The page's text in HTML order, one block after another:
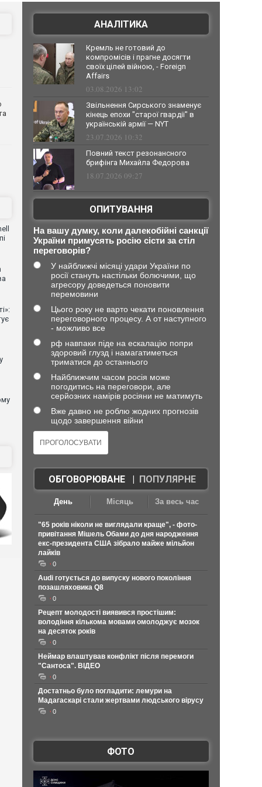
АНАЛІТИКА
Кремль не готовий до
компромісів і прагне досягти
своїх цілей війною, - Foreign
Affairs
03.08.2026 13:02
Звільнення Сирського знаменує
кінець епохи "старої гвардії" в
українській армії — NYT
23.07.2026 10:32
Повний текст резонансного
брифінга Михайла Федорова
18.07.2026 09:27
ОПИТУВАННЯ
На вашу думку, коли далекобійні санкції
України примусять росію сісти за стіл
переговорів?
У найближчі місяці удари України по
росії стануть настільки болючими, що
агресору доведеться поновити
перемовини
Цього року не варто чекати поновлення
переговорного процесу. А от наступного
- можливо все
рф навпаки піде на ескалацію попри
здоровий глузд і намагатиметься
триматися до останнього
Найближчим часом росія може
погодитись на переговори, але
серйозних намірів росіяни не матимуть
Вже давно не роблю жодних прогнозів
щодо завершення війни
ОБГОВОРЮВАНЕ| ПОПУЛЯРНЕ
День Місяць За весь час
"65 років ніколи не виглядали краще", - фото-
привітання Мішель Обами до дня народження
екс-президента США зібрало майже мільйон
лайків
0
Audi готується до випуску нового покоління
позашляховика Q8
0
Рецепт молодості виявився простішим:
володіння кількома мовами омолоджує мозок
на десяток років
0
Неймар влаштував конфлікт після перемоги
"Сантоса". ВІДЕО
0
Достатньо було погладити: лемури на
Мадагаскарі стали жертвами людського вірусу
0
ФОТО